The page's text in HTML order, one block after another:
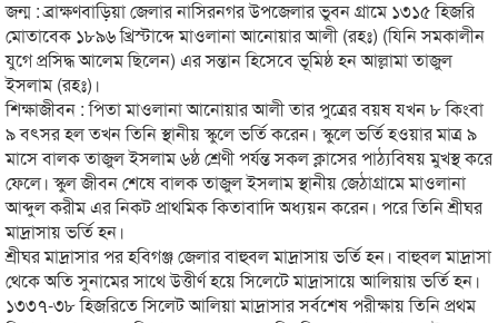
জন্ম : ব্রাক্ষণবাড়িয়া জেলার নাসিরনগর উপজেলার ভুবন গ্রামে ১৩১৫ হিজরি
মোতাবেক ১৮৯৬ খ্রিস্টাব্দে মাওলানা আনোয়ার আলী (রহঃ) (যিনি সমকালীন
যুগে প্রসিদ্ধ আলেম ছিলেন) এর সন্তান হিসেবে ভূমিষ্ঠ হন আল্লামা তাজুল
ইসলাম (রহঃ)।
শিক্ষাজীবন : পিতা মাওলানা আনোয়ার আলী তার পুত্রের বয়ষ যখন ৮ কিংবা
৯ বৎসর হল তখন তিনি স্থানীয় স্কুলে ভর্তি করেন। স্কুলে ভর্তি হওয়ার মাত্র ৯
মাসে বালক তাজুল ইসলাম ৬ষ্ঠ শ্রেণী পর্যন্ত সকল ক্লাসের পাঠ্যবিষয় মুখস্থ করে
ফেলে। স্কুল জীবন শেষে বালক তাজুল ইসলাম স্থানীয় জেঠাগ্রামে মাওলানা
আব্দুল করীম এর নিকট প্রাথমিক কিতাবাদি অধ্যয়ন করেন। পরে তিনি শ্রীঘর
মাদ্রাসায় ভর্তি হন।
শ্রীঘর মাদ্রাসার পর হবিগঞ্জ জেলার বাহুবল মাদ্রাসায় ভর্তি হন। বাহুবল মাদ্রাসা
থেকে অতি সুনামের সাথে উত্তীর্ণ হয়ে সিলেটে মাদ্রাসায়ে আলিয়ায় ভর্তি হন।
১৩৩৭-৩৮ হিজরিতে সিলেট আলিয়া মাদ্রাসার সর্বশেষ পরীক্ষায় তিনি প্রথম